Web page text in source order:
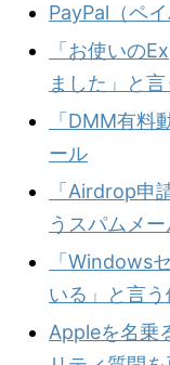
PayPal（ペ
「お使いの
ました」と
「DMM有料
ール
「Airdrop申
うスパムメ
「Windows
いる」と言
Appleを名乗